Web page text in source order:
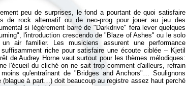
peu de surprises, le fond a pourtant de quoi satisfaire
de rock alternatif ou de neo-prog pour jouer au jeu des
si légèrement barré de "Darkdrive" fera lever quelques
l'introduction crescendo de "Blaze of Ashes" ou le solo
air familier. Les musiciens assurent une performance
riche pour satisfaire une écoute ciblée – Kjetil
deAudrey Hornevaut surtout pour les thèmes mélodiques:
l'écueil du cliché on ne sait trop comment d'ailleurs, refrain
qu'entraînant de "Bridges and Anchors"… Soulignons
à part…) doit beaucoup au registre assez haut perché